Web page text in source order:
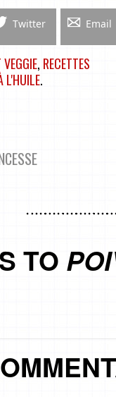
Twitter Email
, RECETTES
L'HUILE.
TO